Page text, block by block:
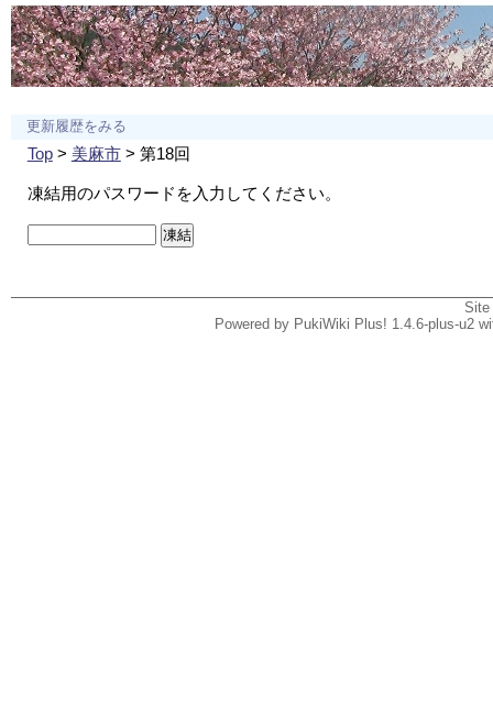
更新履歴をみる
Top> 美麻市> 第18回
凍結用のパスワードを入力してください。
Powered by PukiWiki Plus! 1.4.6-plus-u2